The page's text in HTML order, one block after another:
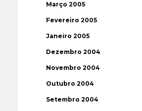
Março 2005
Fevereiro 2005
Janeiro 2005
Dezembro 2004
Novembro 2004
Outubro 2004
Setembro 2004